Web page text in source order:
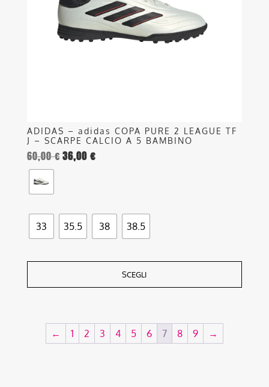
ADIDAS – adidas COPA PURE 2 LEAGUE TF
J – SCARPE CALCIO A 5 BAMBINO
60,00€36,00 €
33 35.5 38 38.5
SCEGLI
possono
← 1 2 3 4 5 6 7 8 9 →